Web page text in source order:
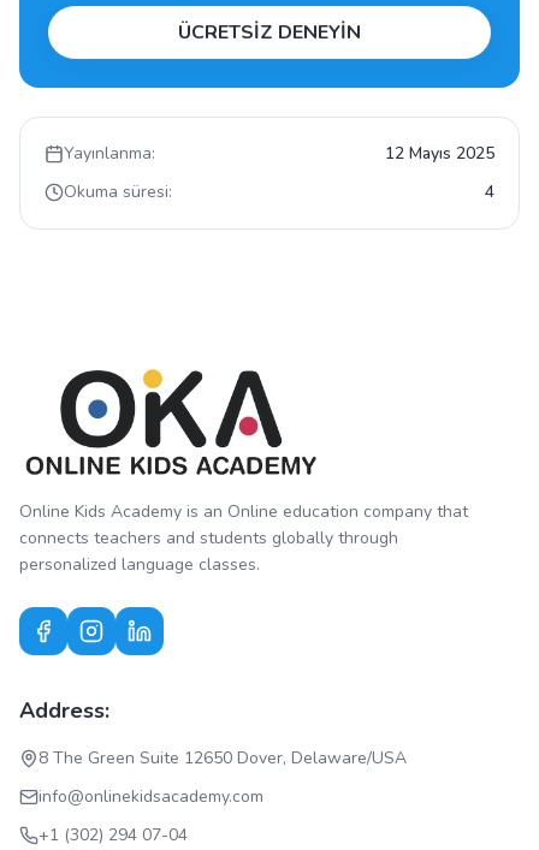
ÜCRETSİZ DENEYİN
Yayınlanma:
12 Mayıs 2025
Okuma süresi:
4
Online Kids Academy is an Online education company that
connects teachers and students globally through
personalized language classes.
Address:
8 The Green Suite 12650 Dover, Delaware/USA
info@onlinekidsacademy.com
+1 (302) 294 07-04